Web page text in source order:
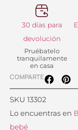
30 días para
devolución
Pruébatelo
tranquilamente
en casa
COMPARTE
SKU 13302
Lo encuentras en
bebé